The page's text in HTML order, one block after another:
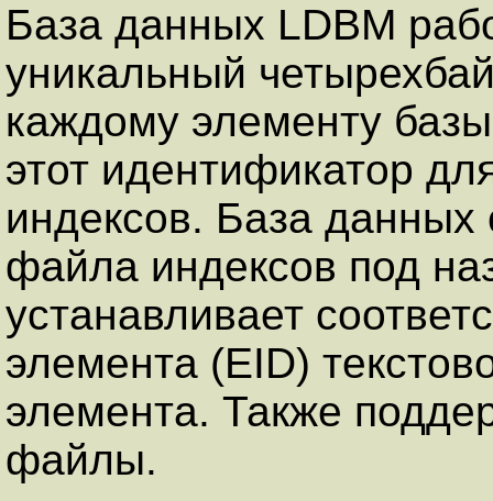
База данных LDBM
уникальный
каждому элементу
этот идентификатор
индексов. База данных
файла индексов под
устанавливает
элемента (EID)
элемента. Также
файлы.